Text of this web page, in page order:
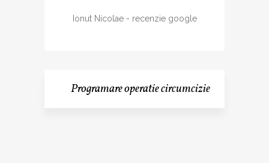
Ionut Nicolae- recenzie google
Programare operatie circumcizie